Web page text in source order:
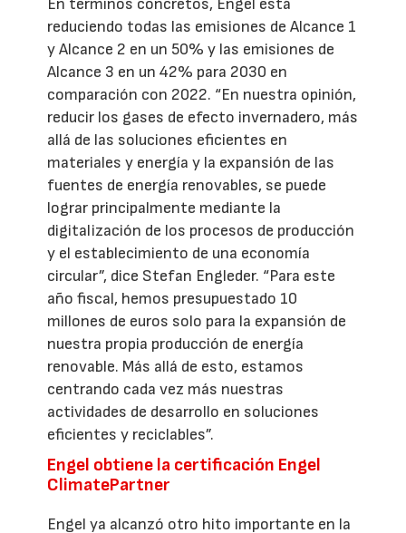
En términos concretos, Engel está
reduciendo todas las emisiones de Alcance 1
y Alcance 2 en un 50% y las emisiones de
Alcance 3 en un 42% para 2030 en
comparación con 2022. “En nuestra opinión,
reducir los gases de efecto invernadero, más
allá de las soluciones eficientes en
materiales y energía y la expansión de las
fuentes de energía renovables, se puede
lograr principalmente mediante la
digitalización de los procesos de producción
y el establecimiento de una economía
circular”, dice Stefan Engleder. “Para este
año fiscal, hemos presupuestado 10
millones de euros solo para la expansión de
nuestra propia producción de energía
renovable. Más allá de esto, estamos
centrando cada vez más nuestras
actividades de desarrollo en soluciones
eficientes y reciclables”.
Engel obtiene la certificación Engel
ClimatePartner
Engel ya alcanzó otro hito importante en la